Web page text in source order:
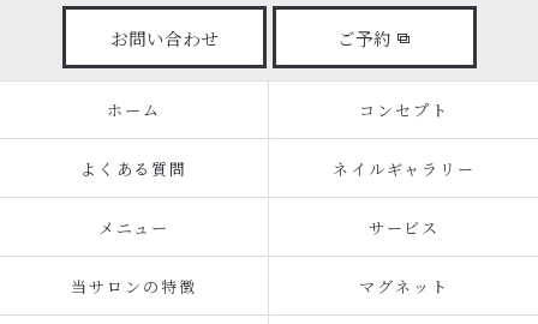
お問い合わせ ご予約
ホーム コンセプト
よくある質問 ネイルギャラリー
メニュー サービス
当サロンの特徴 マグネット